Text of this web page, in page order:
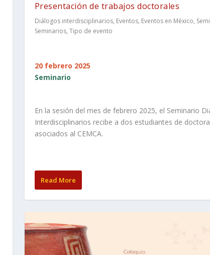
Presentación de trabajos doctorales
Diálogos interdisciplinarios, Eventos, Eventos en México,
Seminarios, Tipo de evento
20 febrero 2025
Seminario
En la sesión del mes de febrero 2025, el Seminario
Interdisciplinarios recibe a dos estudiantes de
asociados al CEMCA.
Read More